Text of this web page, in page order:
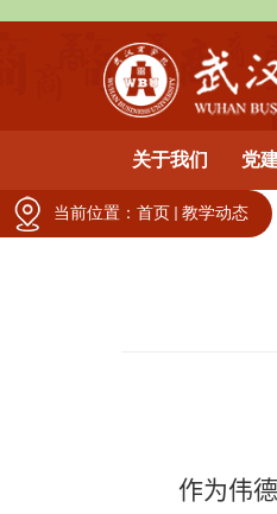
关于我们 党
作为伟
当前位置： 首页 教学动态